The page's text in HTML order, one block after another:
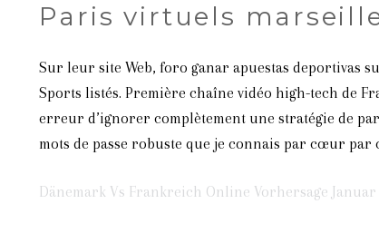
Paris virtuels
Sur leur site Web, foro ganar apuestas deportivas
Sports listés. Première chaîne vidéo high-tech de
erreur d’ignorer complètement une stratégie de
mots de passe robuste que je connais par cœur
Dänemark Vs Frankreich Online Vorhersage Januar